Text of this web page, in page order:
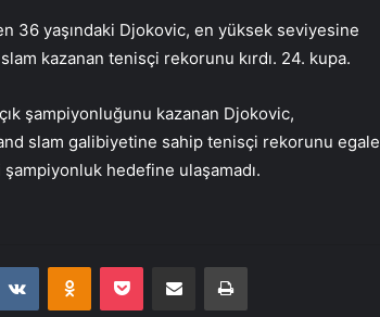
36 yaşındaki Djokovic, en yüksek seviyesine
kazanan tenisçi rekorunu kırdı. 24. kupa.
şampiyonluğunu kazanan Djokovic,
slam galibiyetine sahip tenisçi rekorunu egale
hedefine ulaşamadı.
VKontakteOdnoklassniki
Pocket E-Posta ile paylaş Yazdır